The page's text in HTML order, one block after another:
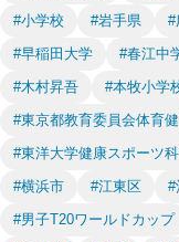
#小学校
#岩手県 #
#早稲田大学
#春江中
#木村昇吾
#本牧小学
#東京都教育委員会体育
#東洋大学健康スポーツ
#横浜市
#江東区 #
#男子T20ワールドカップ